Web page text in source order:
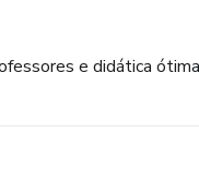
e didática